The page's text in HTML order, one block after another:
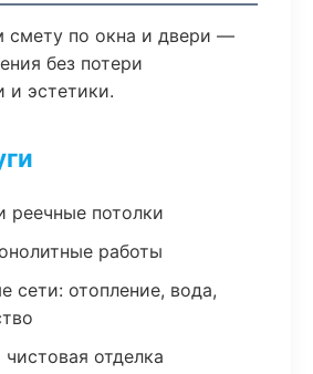
смету по окна и двери —
без потери
и эстетики.
реечные потолки
работы
сети: отопление, вода,
отделка